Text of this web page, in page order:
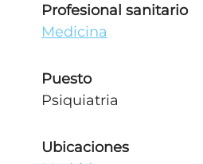
Profesional sanitario
Medicina
Puesto
Psiquiatria
Ubicaciones